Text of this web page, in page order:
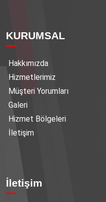
KURUMSAL
Hakkımızda
Hizmetlerimiz
Müşteri Yorumları
Galeri
Hizmet Bölgeleri
İletişim
İletişim